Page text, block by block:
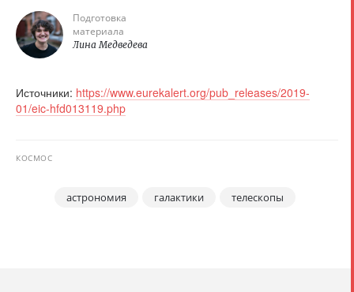
Подготовка
материала
Лина Медведева
Источники: https://www.eurekalert.org/pub_releases/2019-
01/eic-hfd013119.php
КОСМОС
астрономия галактики телескопы